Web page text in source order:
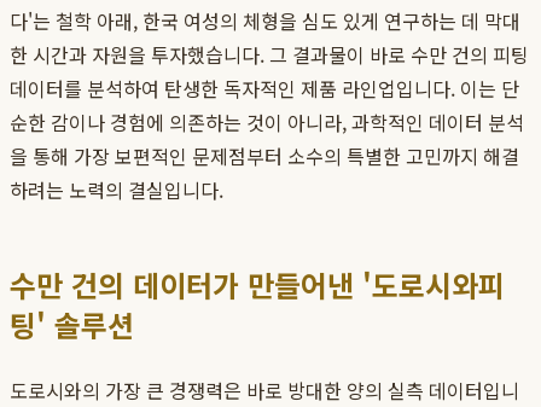
다'는 철학 아래, 한국 여성의 체형을 심도 있게 연구하는 데 막대
한 시간과 자원을 투자했습니다. 그 결과물이 바로 수만 건의 피팅
데이터를 분석하여 탄생한 독자적인 제품 라인업입니다. 이는 단
순한 감이나 경험에 의존하는 것이 아니라, 과학적인 데이터 분석
을 통해 가장 보편적인 문제점부터 소수의 특별한 고민까지 해결
하려는 노력의 결실입니다.
수만 건의 데이터가 만들어낸 '도로시와피
팅' 솔루션
도로시와의 가장 큰 경쟁력은 바로 방대한 양의 실측 데이터입니